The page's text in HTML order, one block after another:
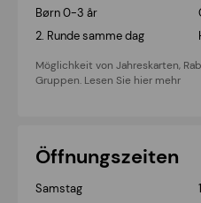
Børn 0-3 år
2. Runde samme dag
Möglichkeit von Jahreskarten,
Gruppen. Lesen Sie hier mehr
Öffnungszeiten
Samstag